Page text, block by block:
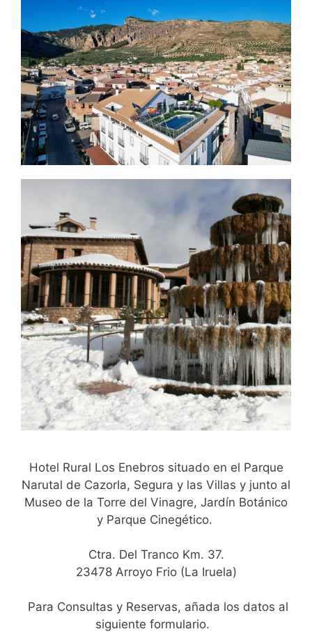
Hotel Rural Los Enebros situado en el Parque
Narutal de Cazorla, Segura y las Villas y junto al
Museo de la Torre del Vinagre, Jardín Botánico
y Parque Cinegético.
Ctra. Del Tranco Km. 37.
23478 Arroyo Frio (La Iruela)
Para Consultas y Reservas, añada los datos al
siguiente formulario.